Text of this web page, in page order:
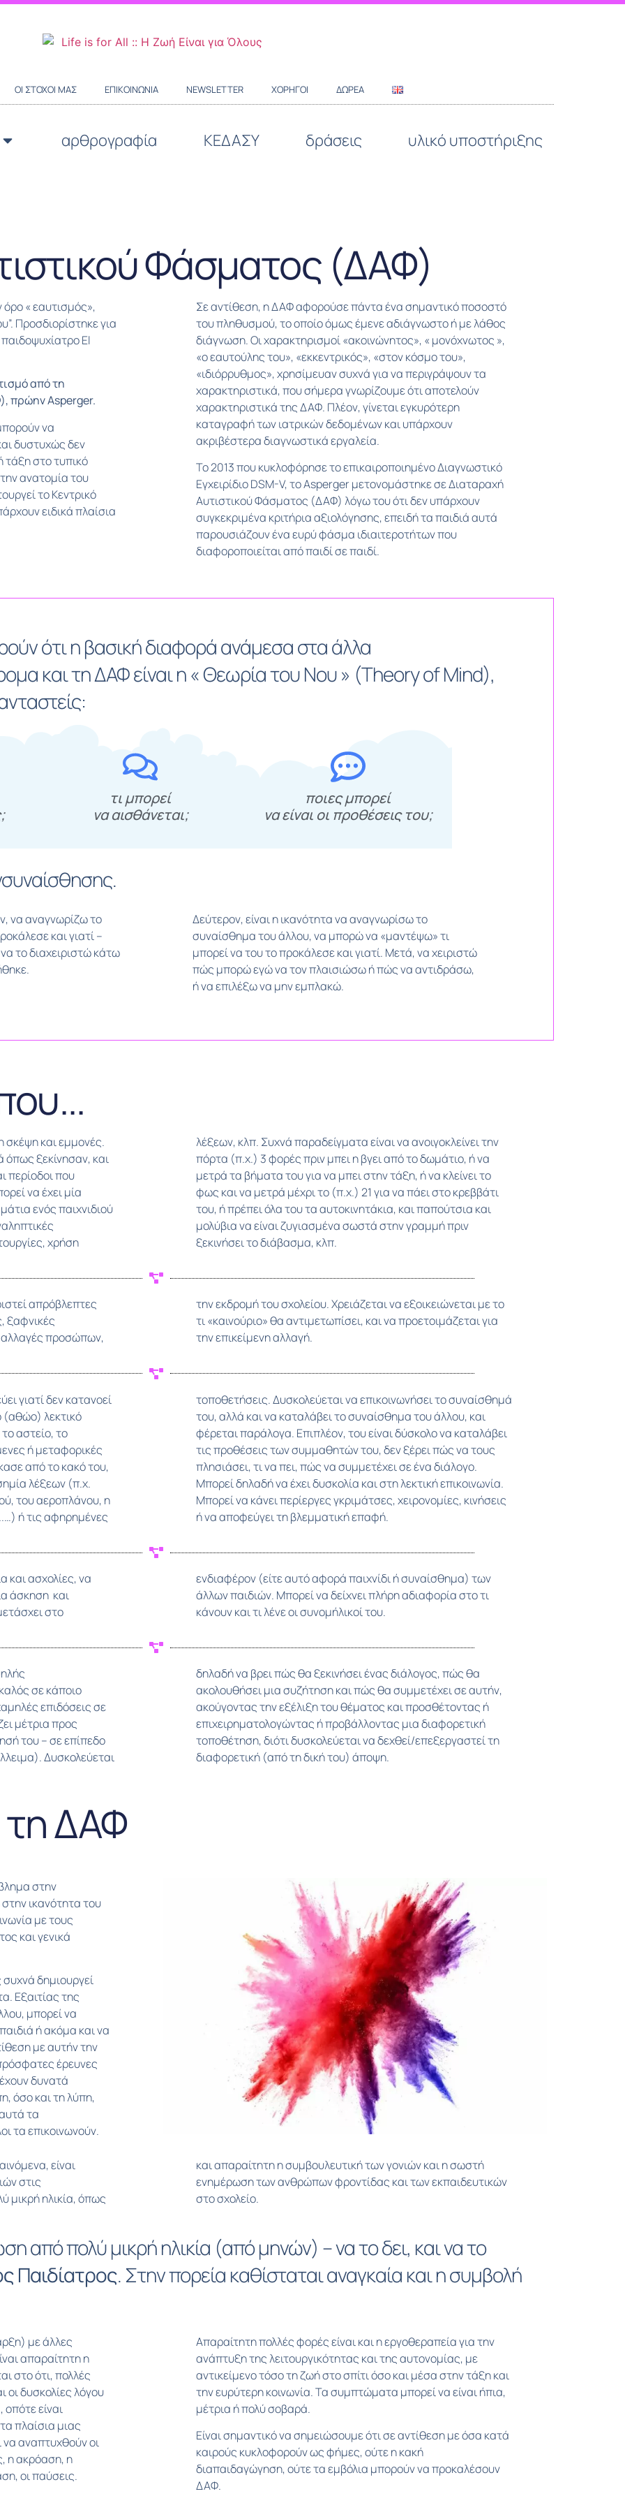
ΟΙ ΣΤΌΧΟΙ ΜΑΣ ΕΠΙΚΟΙΝΩΝΊΑ NEWSLETTER ΧΟΡΗΓΟΊ ΔΩΡΕΆ
αρθρογραφία ΚΕΔΑΣΥ δράσεις υλικό υποστήριξης
Φάσματος (ΔΑΦ)
« εαυτισμός»,
Προσδιορίστηκε για
El
από τη
πρώην Asperger.
να
δυστυχώς δεν
τάξη στο τυπικό
ανατομία του
το Κεντρικό
ειδικά πλαίσια
Σε αντίθεση, η ΔΑΦ αφορούσε πάντα ένα σημαντικό ποσοστό
του πληθυσμού, το οποίο όμως έμενε αδιάγνωστο ή με λάθος
διάγνωση. Οι χαρακτηρισμοί «ακοινώνητος», « μονόχνωτος »,
«ο εαυτούλης του», «εκκεντρικός», «στον κόσμο του»,
«ιδιόρρυθμος», χρησίμευαν συχνά για να περιγράψουν τα
χαρακτηριστικά, που σήμερα γνωρίζουμε ότι αποτελούν
χαρακτηριστικά της ΔΑΦ. Πλέον, γίνεται εγκυρότερη
καταγραφή των ιατρικών δεδομένων και υπάρχουν
ακριβέστερα διαγνωστικά εργαλεία.
Το 2013 που κυκλοφόρησε το επικαιροποιημένο Διαγνωστικό
Εγχειρίδιο DSM-V, το Asperger μετονομάστηκε σε Διαταραχή
Αυτιστικού Φάσματος (ΔΑΦ) λόγω του ότι δεν υπάρχουν
συγκεκριμένα κριτήρια αξιολόγησης, επειδή τα παιδιά αυτά
παρουσιάζουν ένα ευρύ φάσμα ιδιαιτεροτήτων που
διαφοροποιείται από παιδί σε παιδί.
ότι η βασική διαφορά ανάμεσα στα άλλα
και τη ΔΑΦ είναι η « Θεωρία του Νου » (Theory of Μind),
τι μπορεί
να αισθάνεται;
ποιες μπορεί
να είναι οι προθέσεις του;
να αναγνωρίζω το
και γιατί –
το διαχειριστώ κάτω
Δεύτερον, είναι η ικανότητα να αναγνωρίσω το
συναίσθημα του άλλου, να μπορώ να «μαντέψω» τι
μπορεί να του το προκάλεσε και γιατί. Μετά, να χειριστώ
πώς μπορώ εγώ να τον πλαισιώσω ή πώς να αντιδράσω,
ή να επιλέξω να μην εμπλακώ.
σκέψη και εμμονές.
όπως ξεκίνησαν, και
περίοδοι που
να έχει μία
ενός παιχνιδιού
χρήση
ανοιγοκλείνει την
το δωμάτιο, ή να
να κλείνει το
στο κρεββάτι
και παπούτσια και
πριν
ξεκινήσει το διάβασμα, κλπ.
απρόβλεπτες
ξαφνικές
αλλαγές προσώπων,
με το
για
την επικείμενη αλλαγή.
γιατί δεν κατανοεί
(αθώο) λεκτικό
αστείο, το
ή μεταφορικές
από το κακό του,
λέξεων (π.χ.
του αεροπλάνου, η
ή τις αφηρημένες
το συναίσθημά
του άλλου, και
να καταλάβει
ξέρει πώς να τους
σε ένα διάλογο.
επικοινωνία.
κινήσεις
ή να αποφεύγει τη βλεμματική επαφή.
και ασχολίες, να
άσκηση και
στο
συναίσθημα) των
στο τι
κάνουν και τι λένε οι συνομήλικοί του.
σε κάποιο
επιδόσεις σε
μέτρια προς
του – σε επίπεδο
Δυσκολεύεται
θα
σε αυτήν,
προσθέτοντας ή
διαφορετική
επεξεργαστεί τη
διαφορετική (από τη δική του) άποψη.
τη ΔΑΦ
στην
ικανότητα του
με τους
και γενικά
δημιουργεί
Εξαιτίας της
μπορεί να
ή ακόμα και να
με αυτήν την
έρευνες
δυνατά
όσο και τη λύπη,
τα
τα επικοινωνούν.
είναι
στις
μικρή ηλικία, όπως
και η σωστή
στο σχολείο.
από πολύ μικρή ηλικία (από μηνών) – να το δει, και να το
Παιδίατρος. Στην πορεία καθίσταται αναγκαία και η συμβολή
με άλλες
απαραίτητη η
στο ότι, πολλές
οι δυσκολίες λόγου
είναι
πλαίσια μιας
αναπτυχθούν οι
η ακρόαση, η
οι παύσεις.
Απαραίτητη πολλές φορές είναι και η εργοθεραπεία για την
ανάπτυξη της λειτουργικότητας και της αυτονομίας, με
αντικείμενο τόσο τη ζωή στο σπίτι όσο και μέσα στην τάξη και
την ευρύτερη κοινωνία. Τα συμπτώματα μπορεί να είναι ήπια,
μέτρια ή πολύ σοβαρά.
Είναι σημαντικό να σημειώσουμε ότι σε αντίθεση με όσα κατά
καιρούς κυκλοφορούν ως φήμες, ούτε η κακή
διαπαιδαγώγηση, ούτε τα εμβόλια μπορούν να προκαλέσουν
ΔΑΦ.